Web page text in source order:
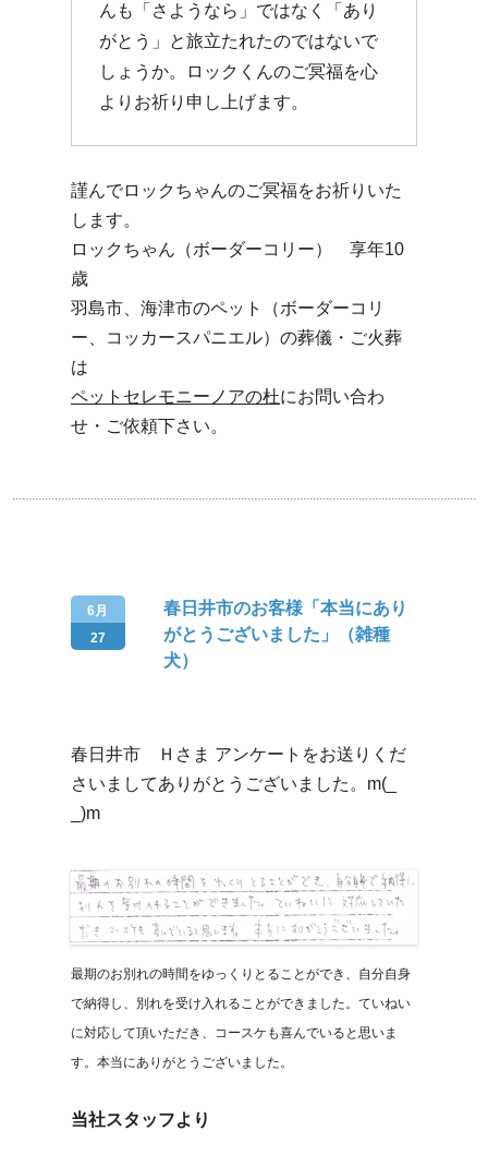
んも「さようなら」ではなく「あり
がとう」と旅立たれたのではないで
しょうか。ロックくんのご冥福を心
よりお祈り申し上げます。
謹んでロックちゃんのご冥福をお祈りいた
します。
ロックちゃん（ボーダーコリー） 享年10
歳
羽島市、海津市のペット（ボーダーコリ
ー、コッカースパニエル）の葬儀・ご火葬
は
ペットセレモニーノアの杜にお問い合わ
せ・ご依頼下さい。
6月
27
春日井市のお客様「本当にあり
がとうございました」（雑種
犬）
春日井市 Ｈさま アンケートをお送りくだ
さいましてありがとうございました。m(_
_)m
最期のお別れの時間をゆっくりとることができ、自分自身
で納得し、別れを受け入れることができました。ていねい
に対応して頂いただき、コースケも喜んでいると思いま
す。本当にありがとうございました。
当社スタッフより